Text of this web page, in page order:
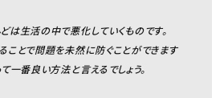
は生活の中で悪化していくものです。
ことで問題を未然に防ぐことができます
一番良い方法と言えるでしょう。